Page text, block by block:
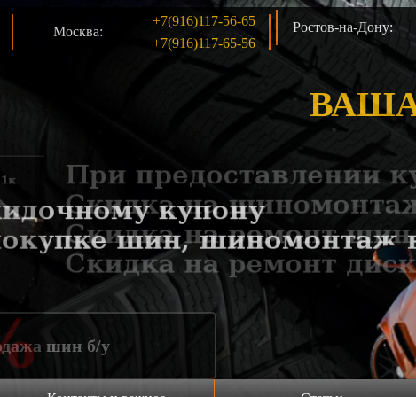
Москва:
+7(916)117-56-65
+7(916)117-65-56
Ростов-на-Дону: